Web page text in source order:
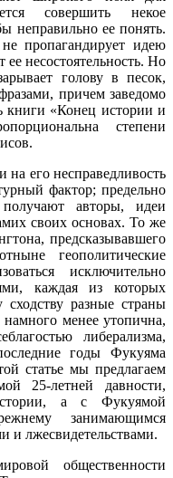
совершить некое
неправильно ее понять.
пропагандирует идею
несостоятельность. Но
голову в песок,
причем заведомо
книги «Конец истории и
степени
на его несправедливость
фактор; предельно
авторы, идеи
своих основах. То же
предсказывавшего
геополитические
исключительно
каждая из которых
сходству разные страны
менее утопична,
либерализма,
годы Фукуяма
статье мы предлагаем
25-летней давности,
а с Фукуямой
занимающимся
и лжесвидетельствами.
общественности